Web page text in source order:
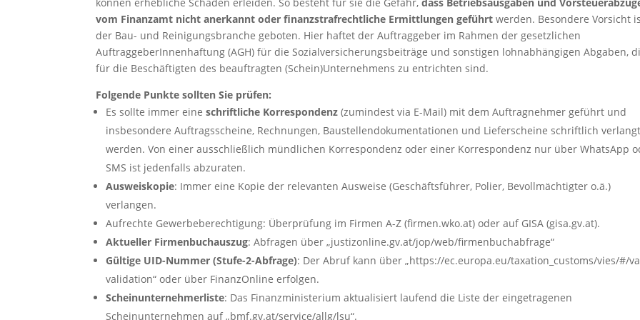
können erhebliche Schäden erleiden. So besteht für sie die Gefahr,dass Betriebsausgaben und
vom Finanzamt nicht anerkannt oder finanzstrafrechtliche Ermittlungen geführt werden. Besondere Vorsicht
der Bau- und Reinigungsbranche geboten. Hier haftet der Auftraggeber im Rahmen der gesetzlichen
AuftraggeberInnenhaftung (AGH) für die Sozialversicherungsbeiträge und sonstigen lohnabhängigen Abgaben,
für die Beschäftigten des beauftragten (Schein)Unternehmens zu entrichten sind.
Folgende Punkte sollten Sie prüfen:
Es sollte immer eineschriftliche Korrespondenz (zumindest via E-Mail) mit dem Auftragnehmer geführt und
insbesondere Auftragsscheine, Rechnungen, Baustellendokumentationen und Lieferscheine schriftlich verlangt
werden. Von einer ausschließlich mündlichen Korrespondenz oder einer Korrespondenz nur über WhatsApp
SMS ist jedenfalls abzuraten.
Ausweiskopie: Immer eine Kopie der relevanten Ausweise (Geschäftsführer, Polier, Bevollmächtigter o.ä.)
verlangen.
Aufrechte Gewerbeberechtigung: Überprüfung im Firmen A-Z (firmen.wko.at) oder auf GISA (gisa.gv.at).
Aktueller Firmenbuchauszug: Abfragen über „justizonline.gv.at/jop/web/firmenbuchabfrage“
Gültige UID-Nummer (Stufe-2-Abfrage): Der Abruf kann über „https://ec.europa.eu/taxation_customs/vies/#/
validation“ oder über FinanzOnline erfolgen.
Scheinunternehmerliste: Das Finanzministerium aktualisiert laufend die Liste der eingetragenen
Scheinunternehmen auf „bmf.gv.at/service/allg/lsu“.